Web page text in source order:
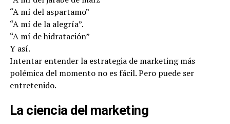
“A mí del aspartamo”
“A mí de la alegría”.
“A mí de hidratación”
Y así.
Intentar entender la estrategia de marketing más
polémica del momento no es fácil. Pero puede ser
entretenido.
La ciencia del marketing